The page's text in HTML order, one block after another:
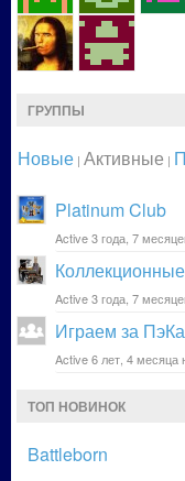
ГРУППЫ
Новые | Активные |
Platinum Club
Active 3 года, 7
Active 3 года, 7
Играем за ПэКа
Active 6 лет, 4 месяца
ТОП НОВИНОК
Battleborn